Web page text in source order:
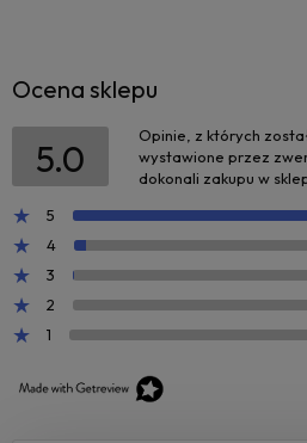
Ocena sklepu
5.0
Opinie, z których
wystawione przez
dokonali zakupu w
5
4
3
2
1